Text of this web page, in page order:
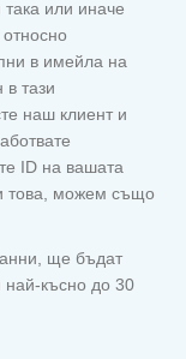
или иначе
в имейла на
в тази
наш клиент и
ID на вашата
това, можем също
ще бъдат
най-късно до 30